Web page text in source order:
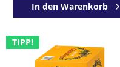
In den Warenkorb
TIPP!